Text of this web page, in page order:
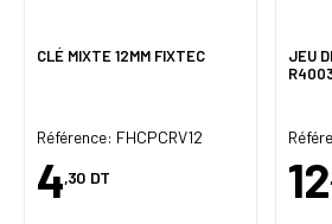
CLÉ MIXTE 12MM FIXTEC
Référence: FHCPCRV12
4,30 DT
JEU
12